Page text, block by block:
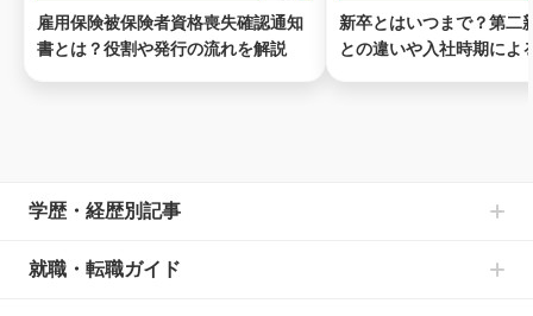
ページトップ
雇用保険被保険者資格喪失確認通知
書とは？役割や発行の流れを解説
新卒とはいつまで？第二
との違いや入社時期によ
学歴・経歴別記事
中卒からの就職の記事一覧
高卒からの就職の記事一覧
就職・転職ガイド